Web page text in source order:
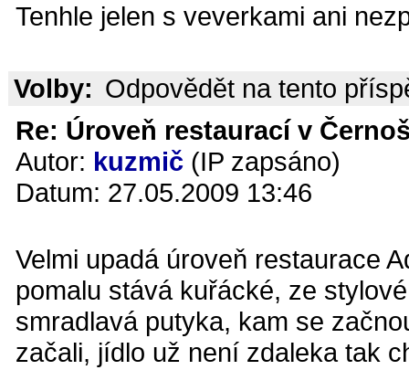
Tenhle jelen s veverkami ani
Volby: Odpovědět na tento
Re: Úroveň restaurací v
Autor: kuzmič (IP zapsáno)
Datum: 27.05.2009 13:46
Velmi upadá úroveň restaurace
pomalu stává kuřácké, ze
smradlavá putyka, kam se
začali, jídlo už není zdaleka tak